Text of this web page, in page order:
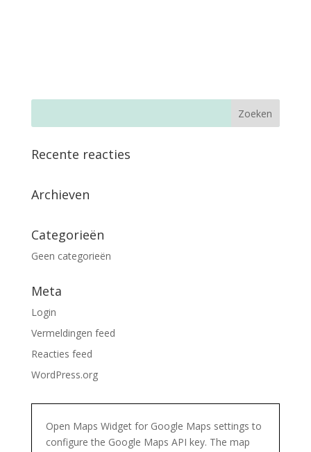
Recente reacties
Archieven
Categorieën
Geen categorieën
Meta
Login
Vermeldingen feed
Reacties feed
WordPress.org
Open Maps Widget for Google Maps settings to
configure the Google Maps API key. The map